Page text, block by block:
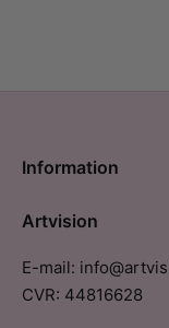
Information
Artvision
E-mail:
CVR: 44816628